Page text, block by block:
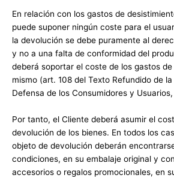
En relación con los gastos de
puede suponer ningún coste para el
la devolución se debe puramente al
y no a una falta de conformidad del
deberá soportar el coste de los gastos
mismo (art. 108 del Texto Refundido de
Defensa de los Consumidores y Usuarios,
Por tanto, el Cliente deberá asumir el
devolución de los bienes. En todos los
objeto de devolución deberán
condiciones, en su embalaje original y
accesorios o regalos promocionales, en